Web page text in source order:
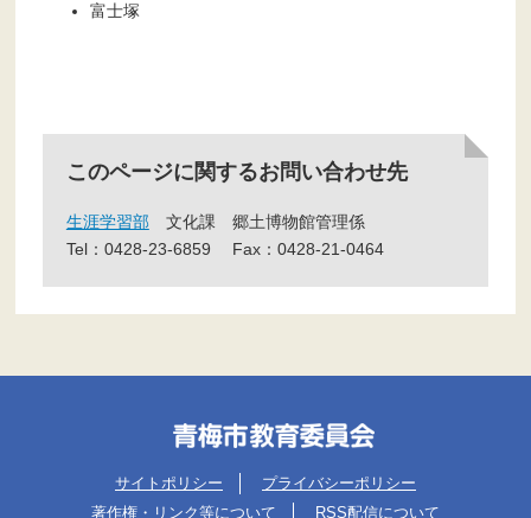
富士塚
このページに関するお問い合わせ先
生涯学習部 文化課
郷土博物館管理係
Tel：0428-23-6859
Fax：0428-21-0464
サイトポリシー
プライバシーポリシー
著作権・リンク等について
RSS配信について